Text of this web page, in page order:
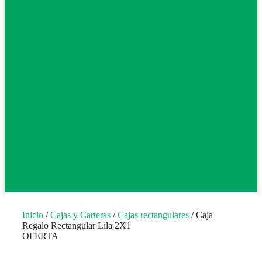
Inicio /Cajas y Carteras /Cajas rectangulares / Caja
Regalo Rectangular Lila 2X1
OFERTA